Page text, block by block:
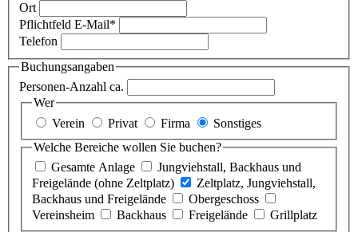
Ort
Pflichtfeld E-Mail*
Telefon
Buchungsangaben
Personen-Anzahl ca.
Wer
Verein
Privat Firma
Sonstiges
Welche Bereiche wollen Sie buchen?
Gesamte Anlage
Jungviehstall, Backhaus und
Freigelände (ohne Zeltplatz)
Zeltplatz, Jungviehstall,
Backhaus und Freigelände
Obergeschoss
Vereinsheim
Backhaus Freigelände
Grillplatz